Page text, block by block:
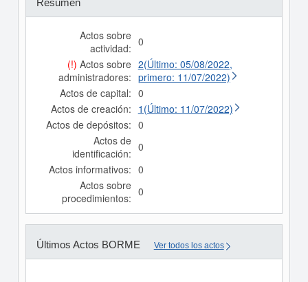
Resumen
Actos sobre
actividad: 0
(!) Actos sobre
administradores:
2(Último: 05/08/2022,
primero: 11/07/2022)
Actos de capital: 0
Actos de creación: 1(Último: 11/07/2022)
Actos de depósitos: 0
Actos de
identificación: 0
Actos informativos: 0
Actos sobre
procedimientos: 0
Últimos Actos BORME Ver todos los actos